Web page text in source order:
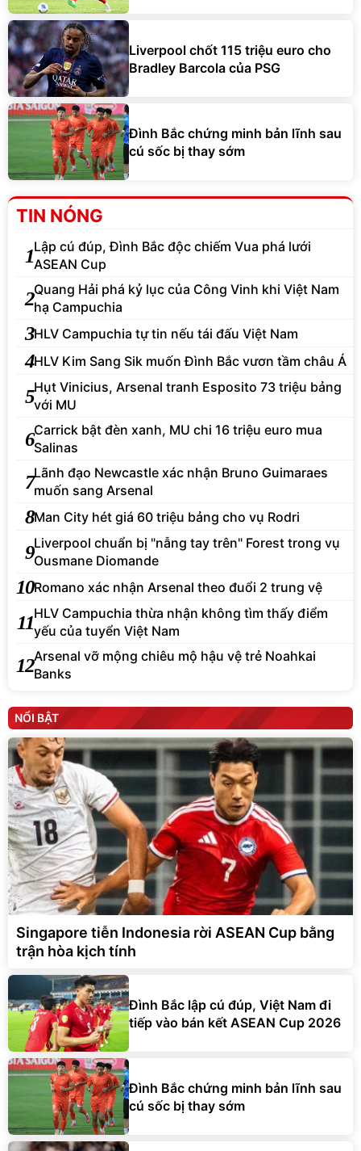
Liverpool chốt 115 triệu euro cho
Bradley Barcola của PSG
Đình Bắc chứng minh bản lĩnh sau
cú sốc bị thay sớm
TIN NÓNG
1Lập cú đúp, Đình Bắc độc chiếm Vua phá lưới
ASEAN Cup
2Quang Hải phá kỷ lục của Công Vinh khi Việt Nam
hạ Campuchia
3HLV Campuchia tự tin nếu tái đấu Việt Nam
4HLV Kim Sang Sik muốn Đình Bắc vươn tầm châu Á
5Hụt Vinicius, Arsenal tranh Esposito 73 triệu bảng
với MU
6Carrick bật đèn xanh, MU chi 16 triệu euro mua
Salinas
7Lãnh đạo Newcastle xác nhận Bruno Guimaraes
muốn sang Arsenal
8Man City hét giá 60 triệu bảng cho vụ Rodri
9Liverpool chuẩn bị "nẫng tay trên" Forest trong vụ
Ousmane Diomande
10Romano xác nhận Arsenal theo đuổi 2 trung vệ
11HLV Campuchia thừa nhận không tìm thấy điểm
yếu của tuyển Việt Nam
12Arsenal vỡ mộng chiêu mộ hậu vệ trẻ Noahkai
Banks
NỔI BẬT
Singapore tiễn Indonesia rời ASEAN Cup bằng
trận hòa kịch tính
Đình Bắc lập cú đúp, Việt Nam đi
tiếp vào bán kết ASEAN Cup 2026
Đình Bắc chứng minh bản lĩnh sau
cú sốc bị thay sớm